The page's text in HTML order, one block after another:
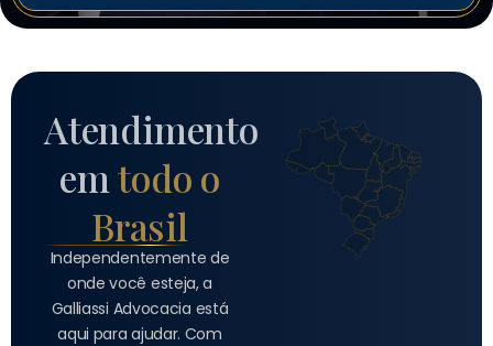
Atendimento
emtodo o
Brasil
Independentemente de
onde você esteja, a
Galliassi Advocacia está
aqui para ajudar. Com